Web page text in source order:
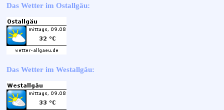
Das Wetter im Ostallgäu:
Das Wetter im Westallgäu: